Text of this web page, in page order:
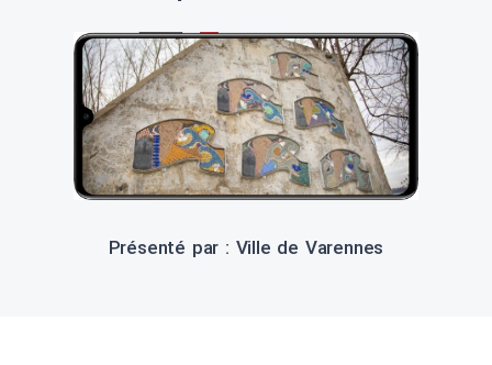
Présenté par : Ville de Varennes